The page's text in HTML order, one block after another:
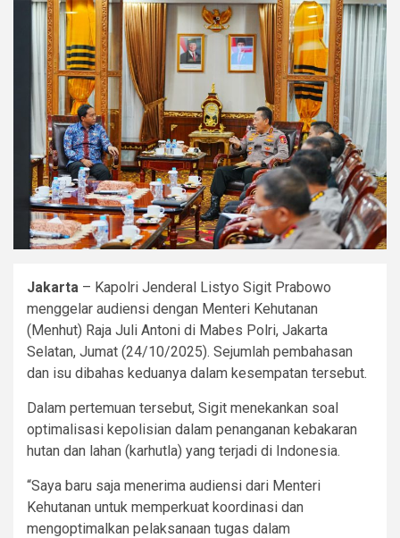
Jakarta – Kapolri Jenderal Listyo Sigit Prabowo
menggelar audiensi dengan Menteri Kehutanan
(Menhut) Raja Juli Antoni di Mabes Polri, Jakarta
Selatan, Jumat (24/10/2025). Sejumlah pembahasan
dan isu dibahas keduanya dalam kesempatan tersebut.
Dalam pertemuan tersebut, Sigit menekankan soal
optimalisasi kepolisian dalam penanganan kebakaran
hutan dan lahan (karhutla) yang terjadi di Indonesia.
“Saya baru saja menerima audiensi dari Menteri
Kehutanan untuk memperkuat koordinasi dan
mengoptimalkan pelaksanaan tugas dalam